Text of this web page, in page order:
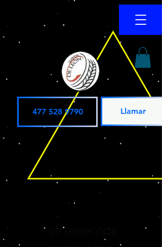
Llamar
477 528 9790
No tenemos